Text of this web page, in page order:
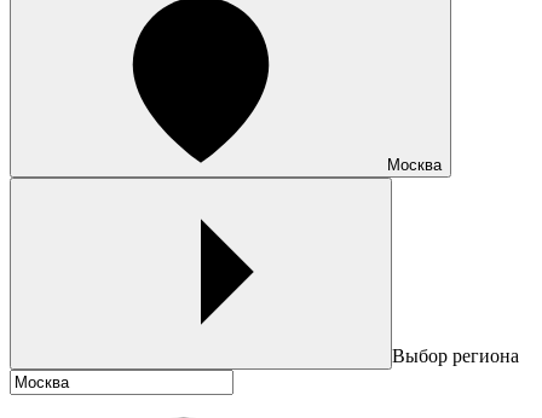
Москва
Выбор региона